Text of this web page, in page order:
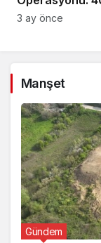
Gözaltı!
3 ay önce
Manşet
Gündem